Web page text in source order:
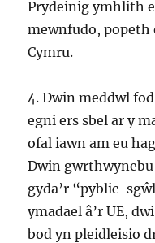
Prydeinig ymhlith
mewnfudo, popeth
Cymru.
4. Dwin meddwl
egni ers sbel ar y
ofal iawn am eu
Dwin
gyda’r “pyblic-
ymadael â’r UE,
bod yn pleidleisio